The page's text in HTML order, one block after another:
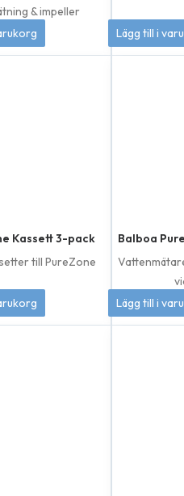
& impeller
249kr
Lägg till i
Kassett 3-pack
till PureZone
Balboa
4 995
Lägg till i